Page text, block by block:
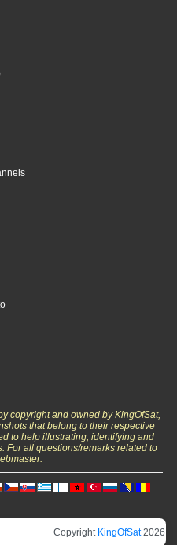
copyright and owned by KingOfSat,
that belong to their respective
to help illustrating, identifying and
For all questions/remarks related to
Copyright KingOfSat2026